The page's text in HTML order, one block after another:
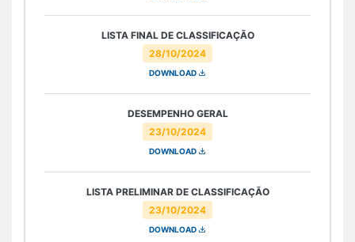
28/10/2024
LISTA FINAL DE CLASSIFICAÇÃO
DOWNLOAD
23/10/2024
DESEMPENHO GERAL
DOWNLOAD
23/10/2024
LISTA PRELIMINAR DE CLASSIFICAÇÃO
DOWNLOAD